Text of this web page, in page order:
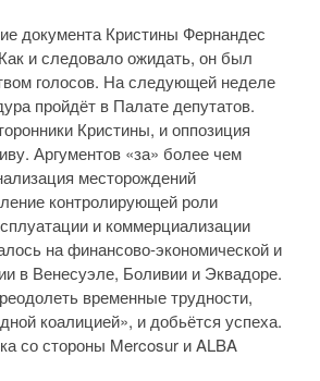
документа Кристины Фернандес
и следовало ожидать, он был
голосов. На следующей неделе
пройдёт в Палате депутатов.
Кристины, и оппозиция
Аргументов «за» более чем
месторождений
контролирующей роли
и коммерциализации
на финансово-экономической и
в Венесуэле, Боливии и Эквадоре.
временные трудности,
коалицией», и добьётся успеха.
со стороны Mercosur и ALBA